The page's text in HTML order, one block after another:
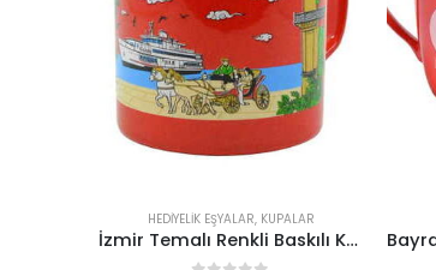
HEDIYELIK EŞYALAR, KUPALAR
İzmir Temalı Renkli Baskılı Kupa 82*90